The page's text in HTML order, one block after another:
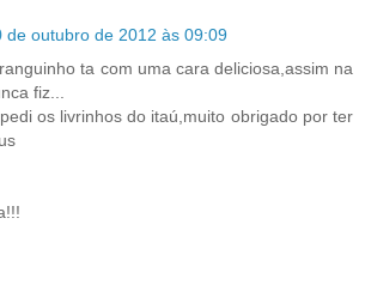
de outubro de 2012 às 09:09
ta com uma cara deliciosa,assim na
fiz...
os livrinhos do itaú,muito obrigado por ter